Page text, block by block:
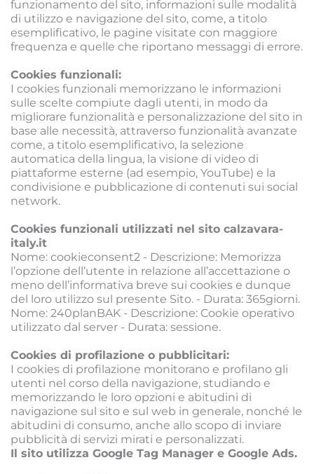
funzionamento del sito, informazioni sulle modalità
di utilizzo e navigazione del sito, come, a titolo
esemplificativo, le pagine visitate con maggiore
frequenza e quelle che riportano messaggi di errore.
Cookies funzionali:
I cookies funzionali memorizzano le informazioni
sulle scelte compiute dagli utenti, in modo da
migliorare funzionalità e personalizzazione del sito in
base alle necessità, attraverso funzionalità avanzate
come, a titolo esemplificativo, la selezione
automatica della lingua, la visione di video di
piattaforme esterne (ad esempio, YouTube) e la
condivisione e pubblicazione di contenuti sui social
network.
Cookies funzionali utilizzati nel sito calzavara-
italy.it
Nome: cookieconsent2 - Descrizione: Memorizza
l’opzione dell’utente in relazione all’accettazione o
meno dell’informativa breve sui cookies e dunque
del loro utilizzo sul presente Sito. - Durata: 365giorni.
Nome: 240planBAK - Descrizione: Cookie operativo
utilizzato dal server - Durata: sessione.
Cookies di profilazione o pubblicitari:
I cookies di profilazione monitorano e profilano gli
utenti nel corso della navigazione, studiando e
memorizzando le loro opzioni e abitudini di
navigazione sul sito e sul web in generale, nonché le
abitudini di consumo, anche allo scopo di inviare
pubblicità di servizi mirati e personalizzati.
Il sito utilizza Google Tag Manager e Google Ads.